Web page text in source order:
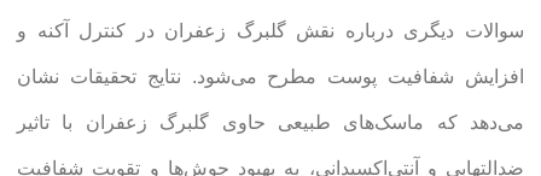
سوالات دیگری درباره نقش گلبرگ زعفران در کنترل آکنه و
افزایش شفافیت پوست مطرح می‌شود. نتایج تحقیقات نشان
می‌دهد که ماسک‌های طبیعی حاوی گلبرگ زعفران با تاثیر
ضدالتهابی و آنتی‌اکسیدانی، به بهبود جوش‌ها و تقویت شفافیت